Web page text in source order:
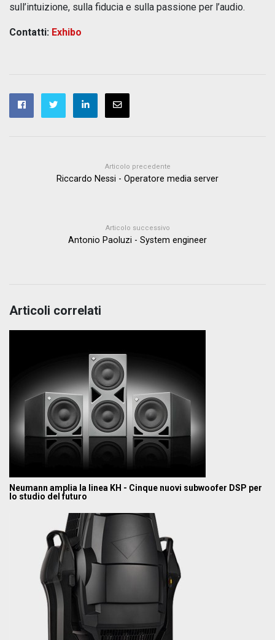
sull’intuizione, sulla fiducia e sulla passione per l’audio.
Contatti: Exhibo
Articolo precedente
Riccardo Nessi - Operatore media server
Articolo successivo
Antonio Paoluzi - System engineer
Articoli correlati
Neumann amplia la linea KH - Cinque nuovi subwoofer DSP per
lo studio del futuro